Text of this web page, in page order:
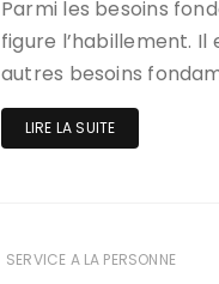
Parmi les besoins
figure l’habillement.
autres besoins
LIRE LA SUITE
SERVICE A LA PERSONNE